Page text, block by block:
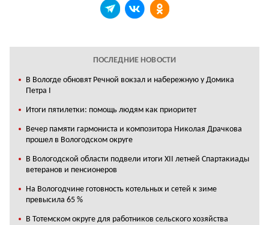
ПОСЛЕДНИЕ НОВОСТИ
В Вологде обновят Речной вокзал и набережную у Домика
Петра I
Итоги пятилетки: помощь людям как приоритет
Вечер памяти гармониста и композитора Николая Драчкова
прошел в Вологодском округе
В Вологодской области подвели итоги XII летней Спартакиады
ветеранов и пенсионеров
На Вологодчине готовность котельных и сетей к зиме
превысила 65 %
В Тотемском округе для работников сельского хозяйства